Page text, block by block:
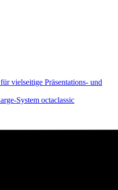
vielseitige Präsentations- und